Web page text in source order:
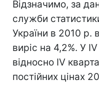
Відзначимо, за
служби
України в 2010 р.
виріс на 4,2%. У
відносно IV
постійних цінах